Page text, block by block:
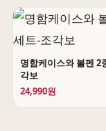
명함케이스와 볼펜 2
각보
24,990원